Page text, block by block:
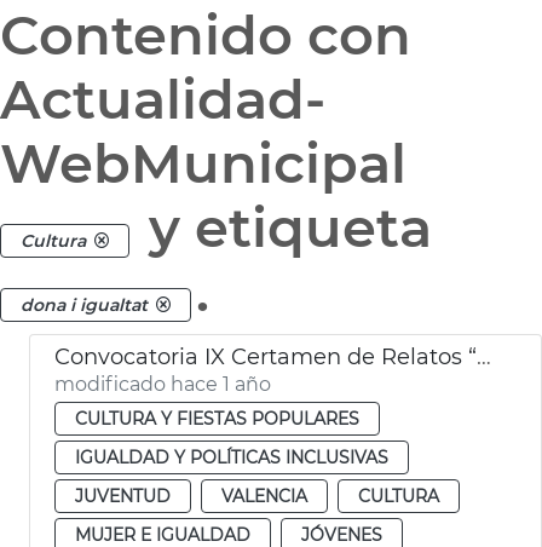
Contenido con
Actualidad-
WebMunicipal
Cultura y etiqueta
dona i igualtat .
Convocatoria IX Certamen de Relatos “Beatriu Civera”
modificado hace 1 año
CULTURA Y FIESTAS POPULARES
IGUALDAD Y POLÍTICAS INCLUSIVAS
JUVENTUD
VALENCIA
CULTURA
MUJER E IGUALDAD
JÓVENES